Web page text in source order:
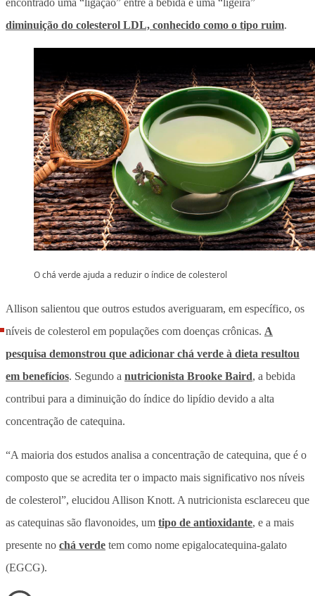
diminuição do colesterol LDL, conhecido como o tipo ruim.
O chá verde ajuda a reduzir o índice de colesterol
Allison salientou que outros estudos averiguaram, em específico, os
níveis de colesterol em populações com doenças crônicas. A
pesquisa demonstrou que adicionar chá verde à dieta resultou
em benefícios. Segundo a nutricionista Brooke Baird, a bebida
contribui para a diminuição do índice do lipídio devido a alta
concentração de catequina.
“A maioria dos estudos analisa a concentração de catequina, que é o
composto que se acredita ter o impacto mais significativo nos níveis
de colesterol”, elucidou Allison Knott. A nutricionista esclareceu que
as catequinas são flavonoides, um tipo de antioxidante, e a mais
presente no chá verde tem como nome epigalocatequina-galato
(EGCG).